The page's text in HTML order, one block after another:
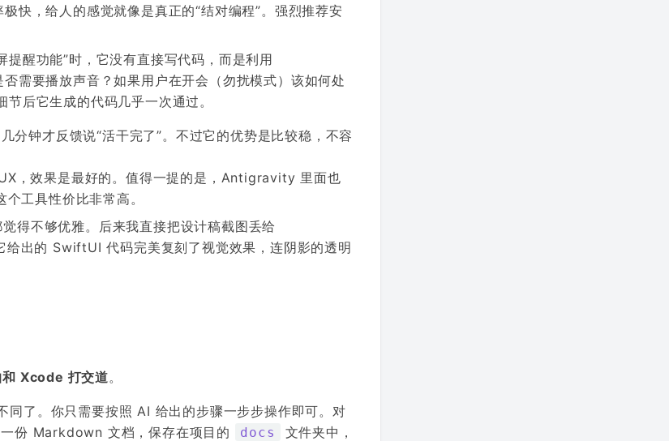
快，给人的感觉就像是真正的“结对编程”。强烈推荐安
提醒功能”时，它没有直接写代码，而是利用
需要播放声音？如果用户在开会（勿扰模式）该如何处
后它生成的代码几乎一次通过。
分钟才反馈说“活干完了”。不过它的优势是比较稳，不容
，效果是最好的。值得一提的是，Antigravity 里面也
工具性价比非常高。
得不够优雅。后来我直接把设计稿截图丢给
出的 SwiftUI 代码完美复刻了视觉效果，连阴影的透明
和 Xcode 打交道。
了。你只需要按照 AI 给出的步骤一步步操作即可。对
份 Markdown 文档，保存在项目的
docs
文件夹中，